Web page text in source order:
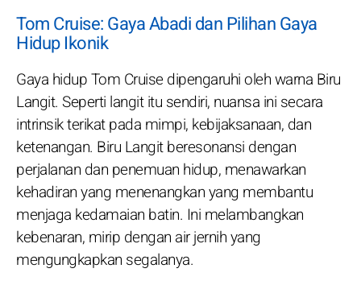
Tom Cruise: Gaya Abadi dan Pilihan Gaya
Hidup Ikonik
Gaya hidup Tom Cruise dipengaruhi oleh warna Biru
Langit. Seperti langit itu sendiri, nuansa ini secara
intrinsik terikat pada mimpi, kebijaksanaan, dan
ketenangan. Biru Langit beresonansi dengan
perjalanan dan penemuan hidup, menawarkan
kehadiran yang menenangkan yang membantu
menjaga kedamaian batin. Ini melambangkan
kebenaran, mirip dengan air jernih yang
mengungkapkan segalanya.